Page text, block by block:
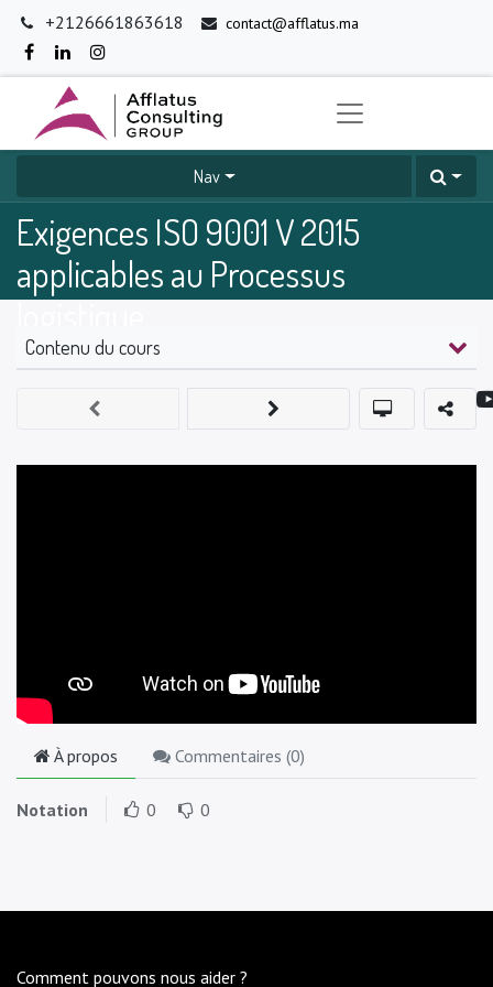
+2126661863618 contact@afflatus.ma
Nav
Exigences ISO 9001 V 2015
applicables au Processus
Contenu du cours
À propos Commentaires (0)
Notation 0 0
Comment pouvons nous aider ?